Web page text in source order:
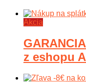
Akcia
z eshopu